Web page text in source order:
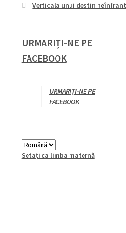
Verticala unui destin neînfrant
URMARIȚI-NE PE
FACEBOOK
URMARIȚI-NE PE
FACEBOOK
Setați ca limba maternă